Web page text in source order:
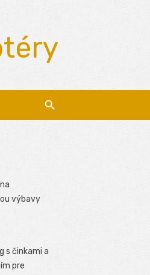
výbavy
s činkami a
pre